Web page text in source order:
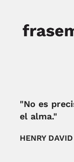
"No es
el alma."
HENRY